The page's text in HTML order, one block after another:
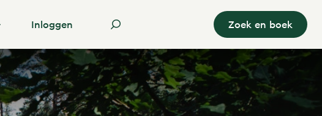
Inloggen Zoek en boek